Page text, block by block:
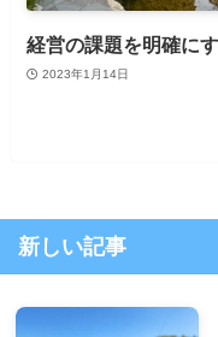
経営の課題を明確に
2023年1月14日
新しい記事